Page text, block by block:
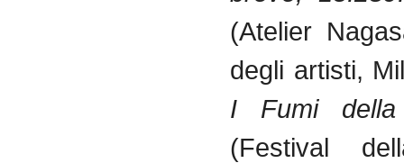
(Atelier
degli artisti,
I Fumi della
(Festival